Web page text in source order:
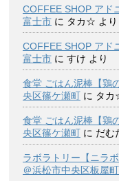
COFFEE SHOP アド
富士市 に タカ☆ より
COFFEE SHOP アド
富士市 に すけ より
食堂 ごはん泥棒【鶏
央区篠ケ瀬町 に タ
食堂 ごはん泥棒【鶏
央区篠ケ瀬町 に だむ
ラボラトリー【ニラ
＠浜松市中央区板屋町